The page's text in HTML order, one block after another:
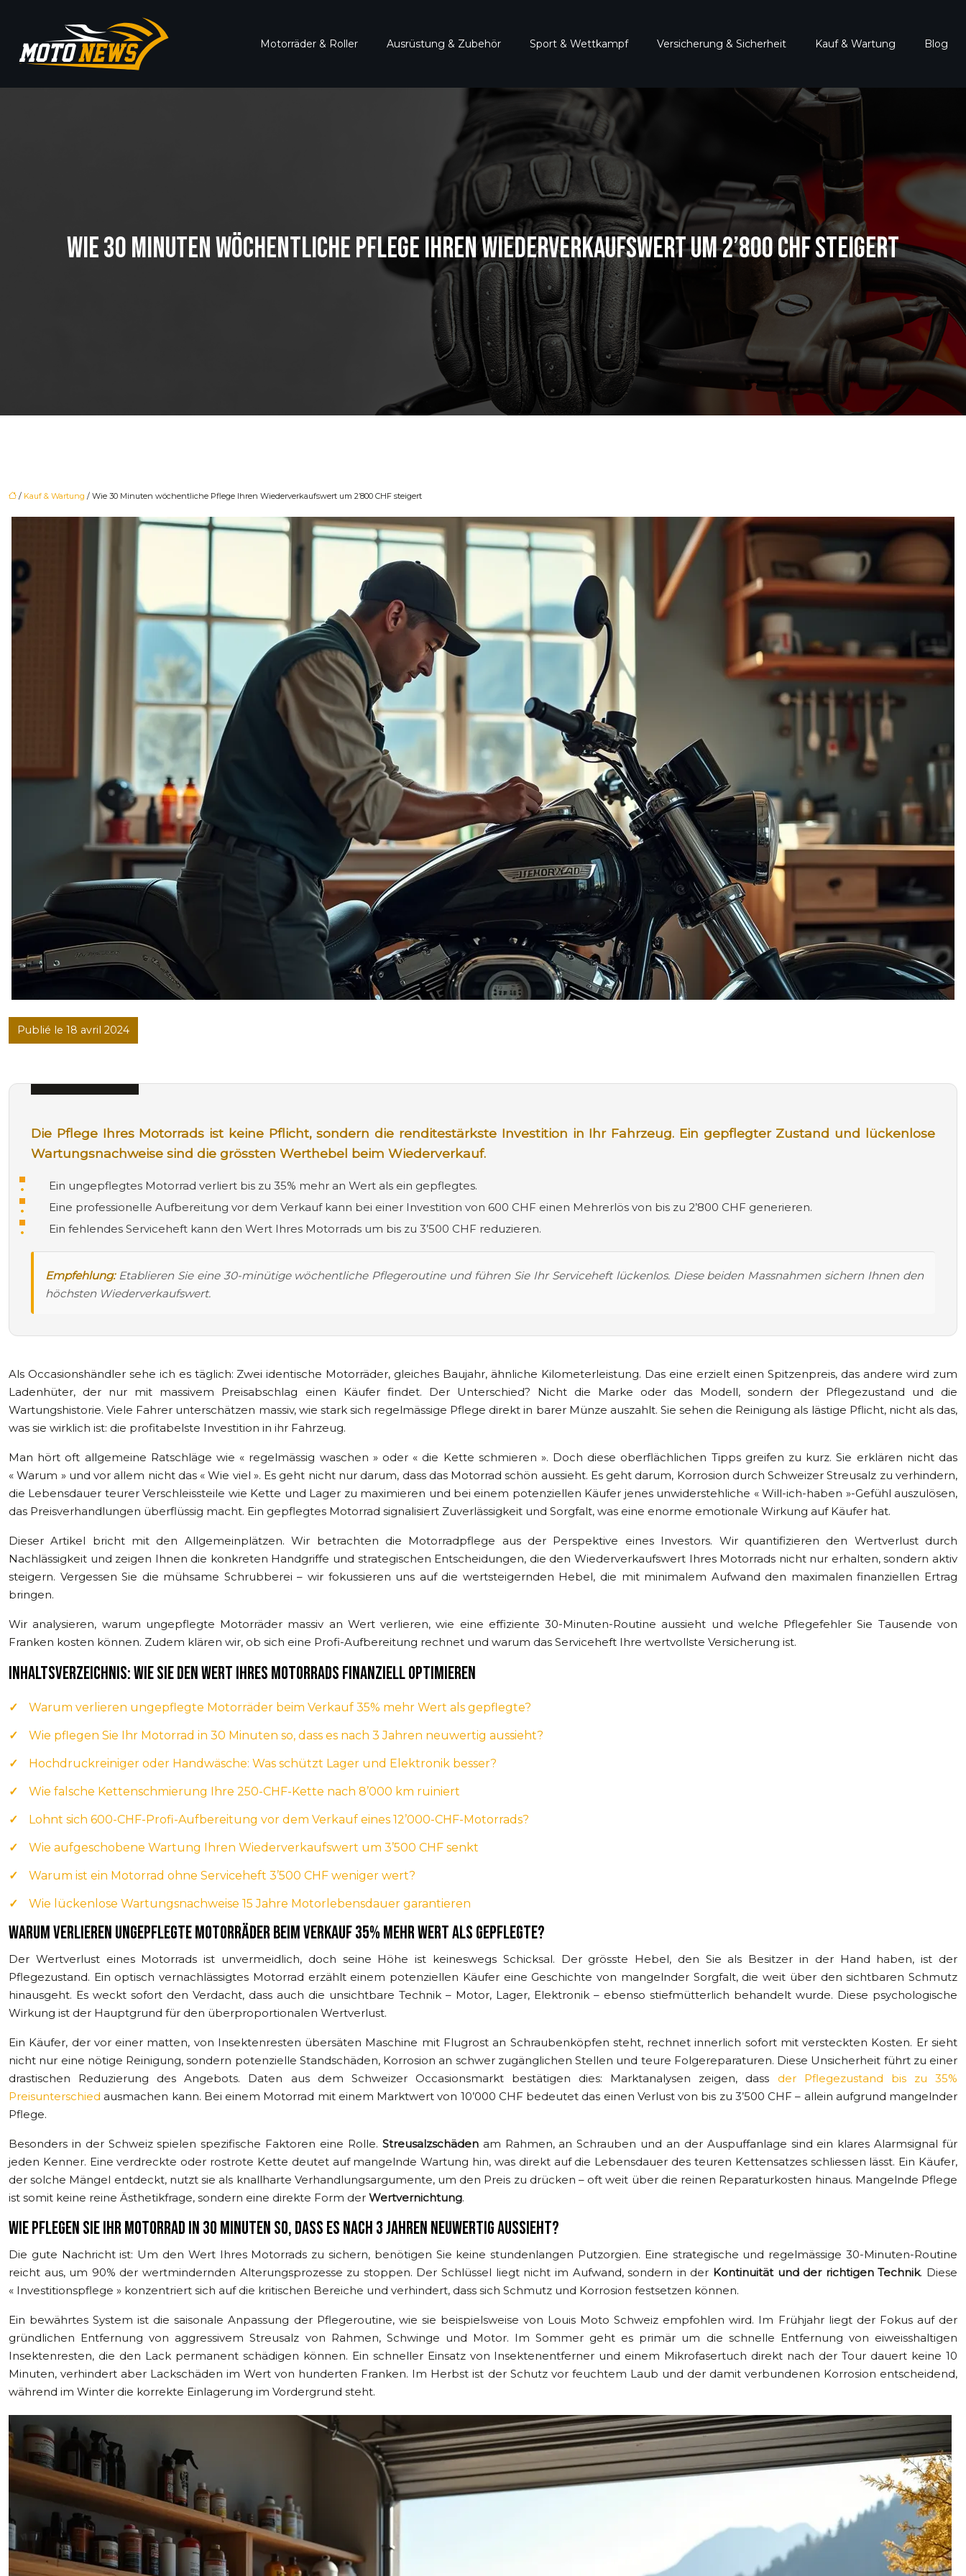
Motorräder & Roller Ausrüstung & Zubehör Sport & Wettkampf Versicherung & Sicherheit Kauf & Wartung Blog
WIE 30 MINUTEN WÖCHENTLICHE PFLEGE IHREN WIEDERVERKAUFSWERT UM 2’800 CHF STEIGERT
/ Kauf & Wartung / Wie 30 Minuten wöchentliche Pflege Ihren Wiederverkaufswert um 2’800 CHF steigert
Publié le 18 avril 2024
Die Pflege Ihres Motorrads ist keine Pflicht, sondern die renditestärkste Investition in Ihr Fahrzeug. Ein gepflegter Zustand und lückenlose
Wartungsnachweise sind die grössten Werthebel beim Wiederverkauf.
Ein ungepflegtes Motorrad verliert bis zu 35% mehr an Wert als ein gepflegtes.
Eine professionelle Aufbereitung vor dem Verkauf kann bei einer Investition von 600 CHF einen Mehrerlös von bis zu 2’800 CHF generieren.
Ein fehlendes Serviceheft kann den Wert Ihres Motorrads um bis zu 3’500 CHF reduzieren.
Empfehlung:Etablieren Sie eine 30-minütige wöchentliche Pflegeroutine und führen Sie Ihr Serviceheft lückenlos. Diese beiden Massnahmen sichern Ihnen den
höchsten Wiederverkaufswert.
Als Occasionshändler sehe ich es täglich: Zwei identische Motorräder, gleiches Baujahr, ähnliche Kilometerleistung. Das eine erzielt einen Spitzenpreis, das andere wird zum
Ladenhüter, der nur mit massivem Preisabschlag einen Käufer findet. Der Unterschied? Nicht die Marke oder das Modell, sondern der Pflegezustand und die
Wartungshistorie. Viele Fahrer unterschätzen massiv, wie stark sich regelmässige Pflege direkt in barer Münze auszahlt. Sie sehen die Reinigung als lästige Pflicht, nicht als das,
was sie wirklich ist: die profitabelste Investition in ihr Fahrzeug.
Man hört oft allgemeine Ratschläge wie « regelmässig waschen » oder « die Kette schmieren ». Doch diese oberflächlichen Tipps greifen zu kurz. Sie erklären nicht das
« Warum » und vor allem nicht das « Wie viel ». Es geht nicht nur darum, dass das Motorrad schön aussieht. Es geht darum, Korrosion durch Schweizer Streusalz zu verhindern,
die Lebensdauer teurer Verschleissteile wie Kette und Lager zu maximieren und bei einem potenziellen Käufer jenes unwiderstehliche « Will-ich-haben »-Gefühl auszulösen,
das Preisverhandlungen überflüssig macht. Ein gepflegtes Motorrad signalisiert Zuverlässigkeit und Sorgfalt, was eine enorme emotionale Wirkung auf Käufer hat.
Dieser Artikel bricht mit den Allgemeinplätzen. Wir betrachten die Motorradpflege aus der Perspektive eines Investors. Wir quantifizieren den Wertverlust durch
Nachlässigkeit und zeigen Ihnen die konkreten Handgriffe und strategischen Entscheidungen, die den Wiederverkaufswert Ihres Motorrads nicht nur erhalten, sondern aktiv
steigern. Vergessen Sie die mühsame Schrubberei – wir fokussieren uns auf die wertsteigernden Hebel, die mit minimalem Aufwand den maximalen finanziellen Ertrag
bringen.
Wir analysieren, warum ungepflegte Motorräder massiv an Wert verlieren, wie eine effiziente 30-Minuten-Routine aussieht und welche Pflegefehler Sie Tausende von
Franken kosten können. Zudem klären wir, ob sich eine Profi-Aufbereitung rechnet und warum das Serviceheft Ihre wertvollste Versicherung ist.
INHALTSVERZEICHNIS: WIE SIE DEN WERT IHRES MOTORRADS FINANZIELL OPTIMIEREN
Warum verlieren ungepflegte Motorräder beim Verkauf 35% mehr Wert als gepflegte?
Wie pflegen Sie Ihr Motorrad in 30 Minuten so, dass es nach 3 Jahren neuwertig aussieht?
Hochdruckreiniger oder Handwäsche: Was schützt Lager und Elektronik besser?
Wie falsche Kettenschmierung Ihre 250-CHF-Kette nach 8’000 km ruiniert
Lohnt sich 600-CHF-Profi-Aufbereitung vor dem Verkauf eines 12’000-CHF-Motorrads?
Wie aufgeschobene Wartung Ihren Wiederverkaufswert um 3’500 CHF senkt
Warum ist ein Motorrad ohne Serviceheft 3’500 CHF weniger wert?
Wie lückenlose Wartungsnachweise 15 Jahre Motorlebensdauer garantieren
WARUM VERLIEREN UNGEPFLEGTE MOTORRÄDER BEIM VERKAUF 35% MEHR WERT ALS GEPFLEGTE?
Der Wertverlust eines Motorrads ist unvermeidlich, doch seine Höhe ist keineswegs Schicksal. Der grösste Hebel, den Sie als Besitzer in der Hand haben, ist der
Pflegezustand. Ein optisch vernachlässigtes Motorrad erzählt einem potenziellen Käufer eine Geschichte von mangelnder Sorgfalt, die weit über den sichtbaren Schmutz
hinausgeht. Es weckt sofort den Verdacht, dass auch die unsichtbare Technik – Motor, Lager, Elektronik – ebenso stiefmütterlich behandelt wurde. Diese psychologische
Wirkung ist der Hauptgrund für den überproportionalen Wertverlust.
Ein Käufer, der vor einer matten, von Insektenresten übersäten Maschine mit Flugrost an Schraubenköpfen steht, rechnet innerlich sofort mit versteckten Kosten. Er sieht
nicht nur eine nötige Reinigung, sondern potenzielle Standschäden, Korrosion an schwer zugänglichen Stellen und teure Folgereparaturen. Diese Unsicherheit führt zu einer
drastischen Reduzierung des Angebots. Daten aus dem Schweizer Occasionsmarkt bestätigen dies: Marktanalysen zeigen, dass der Pflegezustand bis zu 35%
Preisunterschied ausmachen kann. Bei einem Motorrad mit einem Marktwert von 10’000 CHF bedeutet das einen Verlust von bis zu 3’500 CHF – allein aufgrund mangelnder
Pflege.
Besonders in der Schweiz spielen spezifische Faktoren eine Rolle. Streusalzschädenam Rahmen, an Schrauben und an der Auspuffanlage sind ein klares Alarmsignal für
jeden Kenner. Eine verdreckte oder rostrote Kette deutet auf mangelnde Wartung hin, was direkt auf die Lebensdauer des teuren Kettensatzes schliessen lässt. Ein Käufer,
der solche Mängel entdeckt, nutzt sie als knallharte Verhandlungsargumente, um den Preis zu drücken – oft weit über die reinen Reparaturkosten hinaus. Mangelnde Pflege
ist somit keine reine Ästhetikfrage, sondern eine direkte Form der Wertvernichtung.
WIE PFLEGEN SIE IHR MOTORRAD IN 30 MINUTEN SO, DASS ES NACH 3 JAHREN NEUWERTIG AUSSIEHT?
Die gute Nachricht ist: Um den Wert Ihres Motorrads zu sichern, benötigen Sie keine stundenlangen Putzorgien. Eine strategische und regelmässige 30-Minuten-Routine
reicht aus, um 90% der wertmindernden Alterungsprozesse zu stoppen. Der Schlüssel liegt nicht im Aufwand, sondern in der Kontinuität und der richtigen Technik. Diese
« Investitionspflege » konzentriert sich auf die kritischen Bereiche und verhindert, dass sich Schmutz und Korrosion festsetzen können.
Ein bewährtes System ist die saisonale Anpassung der Pflegeroutine, wie sie beispielsweise von Louis Moto Schweiz empfohlen wird. Im Frühjahr liegt der Fokus auf der
gründlichen Entfernung von aggressivem Streusalz von Rahmen, Schwinge und Motor. Im Sommer geht es primär um die schnelle Entfernung von eiweisshaltigen
Insektenresten, die den Lack permanent schädigen können. Ein schneller Einsatz von Insektenentferner und einem Mikrofasertuch direkt nach der Tour dauert keine 10
Minuten, verhindert aber Lackschäden im Wert von hunderten Franken. Im Herbst ist der Schutz vor feuchtem Laub und der damit verbundenen Korrosion entscheidend,
während im Winter die korrekte Einlagerung im Vordergrund steht.